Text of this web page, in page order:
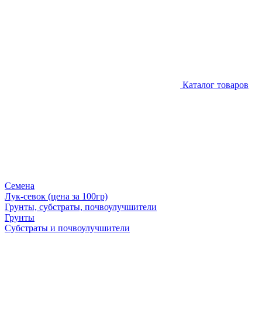
Каталог товаров
Семена
Лук-севок (цена за 100гр)
Грунты, субстраты, почвоулучшители
Грунты
Субстраты и почвоулучшители